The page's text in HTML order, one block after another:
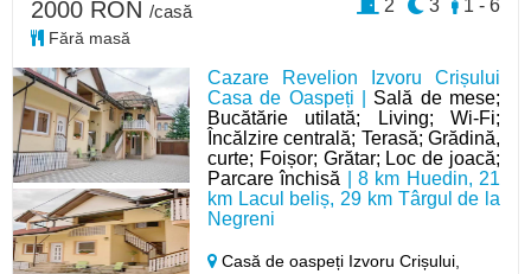
Cazare Revelion Izvoru Crișului
Casa de Oaspeți | Sală de mese;
Bucătărie utilată; Living; Wi-Fi;
Încălzire centrală; Terasă; Grădină,
curte; Foișor; Grătar; Loc de joacă;
Parcare închisă | 8 km Huedin, 21
km Lacul beliș, 29 km Târgul de la
Negreni
Casă de oaspeți Izvoru Crișului,
2000 RON /casă
Fără masă
1 - 6
3
2